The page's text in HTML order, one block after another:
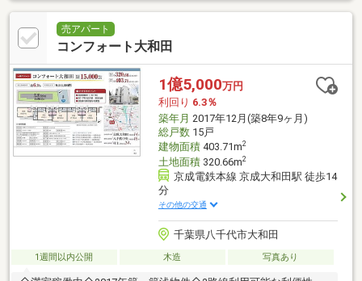
売アパート
コンフォート大和田
1億5,000万円
利回り 6.3％
築年月 2017年12月(築8年9ヶ月)
総戸数15戸
建物面積403.71m2
土地面積320.66m2
京成電鉄本線 京成大和田駅 徒歩14
分
その他の交通
千葉県八千代市大和田
1週間以内公開 木造 写真あり